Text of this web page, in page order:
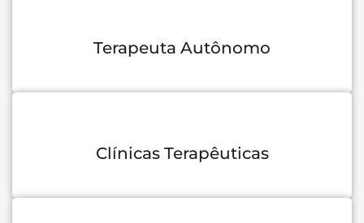
Terapeuta Autônomo
Clínicas Terapêuticas